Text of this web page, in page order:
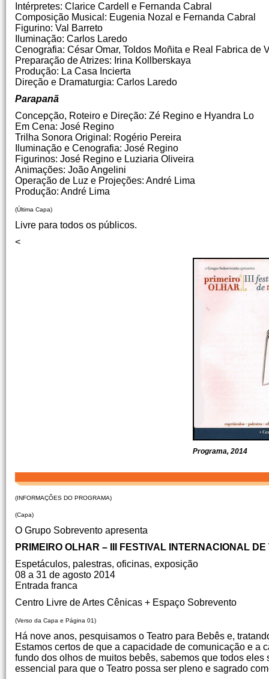
Intérpretes: Clarice Cardell e Fernanda Cabral
Composição Musical: Eugenia Nozal e Fernanda Cabral
Figurino: Val Barreto
Iluminação: Carlos Laredo
Cenografia: César Omar, Toldos Moñita e Real Fabrica de
Preparação de Atrizes: Irina Kollberskaya
Produção: La Casa Incierta
Direção e Dramaturgia: Carlos Laredo
Parapanã
Concepção, Roteiro e Direção: Zé Regino e Hyandra Lo
Em Cena: José Regino
Trilha Sonora Original: Rogério Pereira
Iluminação e Cenografia: José Regino
Figurinos: José Regino e Luziaria Oliveira
Animações: João Angelini
Operação de Luz e Projeções: André Lima
Produção: André Lima
(Última Capa)
Livre para todos os públicos.
<
Programa, 2014
(INFORMAÇÔES DO PROGRAMA)
(Capa)
O Grupo Sobrevento apresenta
PRIMEIRO OLHAR – III FESTIVAL INTERNACIONAL
Espetáculos, palestras, oficinas, exposição
08 a 31 de agosto 2014
Entrada franca
Centro Livre de Artes Cênicas + Espaço Sobrevento
(Verso da Capa e Página 01)
Há nove anos, pesquisamos o Teatro para Bebês e,
Estamos certos de que a capacidade de comunicação e a
fundo dos olhos de muitos bebês, sabemos que todos
essencial para que o Teatro possa ser pleno e sagrado